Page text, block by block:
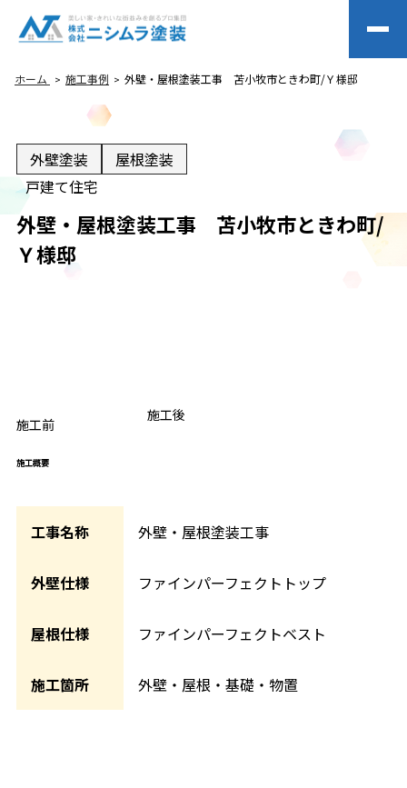
ホーム 施工事例 外壁・屋根塗装工事 苫小牧市ときわ町/Ｙ様邸
外壁塗装
屋根塗装
戸建て住宅
外壁・屋根塗装工事 苫小牧市ときわ町/
Ｙ様邸
施工前
AFTER
施工後
施工概要
工事名称 外壁・屋根塗装工事
外壁仕様 ファインパーフェクトトップ
屋根仕様 ファインパーフェクトベスト
施工箇所 外壁・屋根・基礎・物置